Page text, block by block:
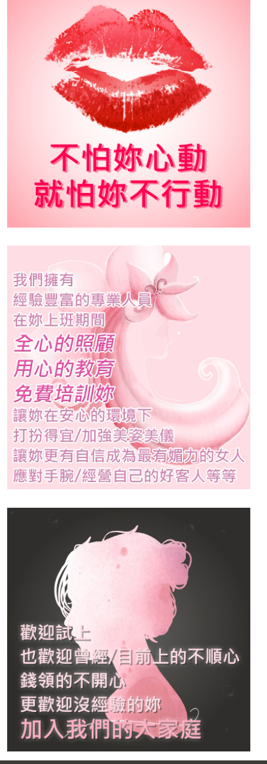
2026-07-10
從高科技作業員到酒店公
關：從照著流程做到最好，
2026-07-10
高端社交公關，不是會交
際，而是懂得讓人安心
2026-07-03
從空服員到酒店公關：從照
顧旅途中的不安，到接住社
交場合裡的情緒溫度
2026-07-03
從精品櫃姐到酒店公關：從
理解客人的品味，到讀懂人
心裡真正需要的感受